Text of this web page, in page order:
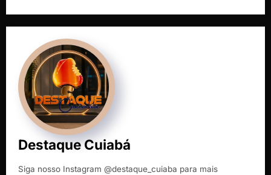
Destaque Cuiabá
Siga nosso Instagram @destaque_cuiaba para mais